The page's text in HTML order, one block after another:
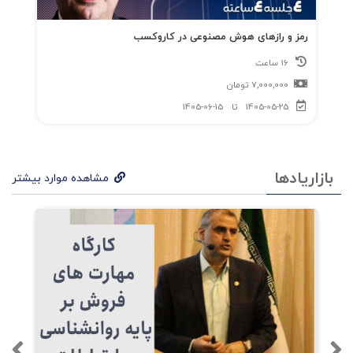
تحلیل بازار → تعیین اهداف → تعریف ساختار →
بازنگری
– طراحی کانال توزیع برای بازارهای محلی و بین‌المللی
– معیارهای انتخاب اعضای کانال:
Competence / Commitment / Conflict Potential
/ Coverage
رمز و رازهای هوش مصنوعی در کاروکسب
7,000,000 تومان
1405-05-25
تا 1405-06-15
بازاریادها مشاهده موارد بیشتر